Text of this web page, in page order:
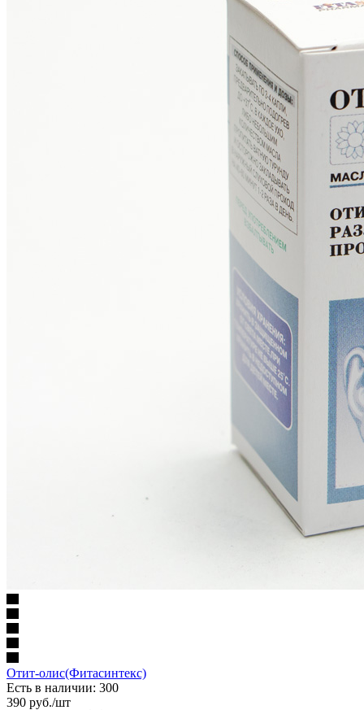
Отит-олис(Фитасинтекс)
Есть в наличии: 300
390 руб./шт